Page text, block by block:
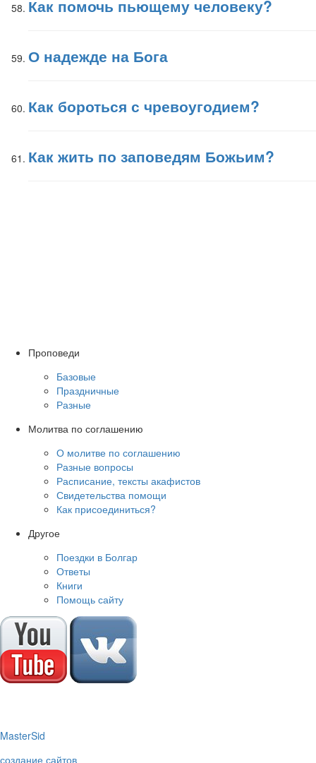
Как помочь пьющему человеку?
О надежде на Бога
Как бороться с чревоугодием?
Как жить по заповедям Божьим?
Проповеди
Базовые
Праздничные
Разные
Молитва по соглашению
О молитве по соглашению
Разные вопросы
Расписание, тексты акафистов
Свидетельства помощи
Как присоединиться?
Другое
Поездки в Болгар
Ответы
Книги
Помощь сайту
MasterSid
создание сайтов